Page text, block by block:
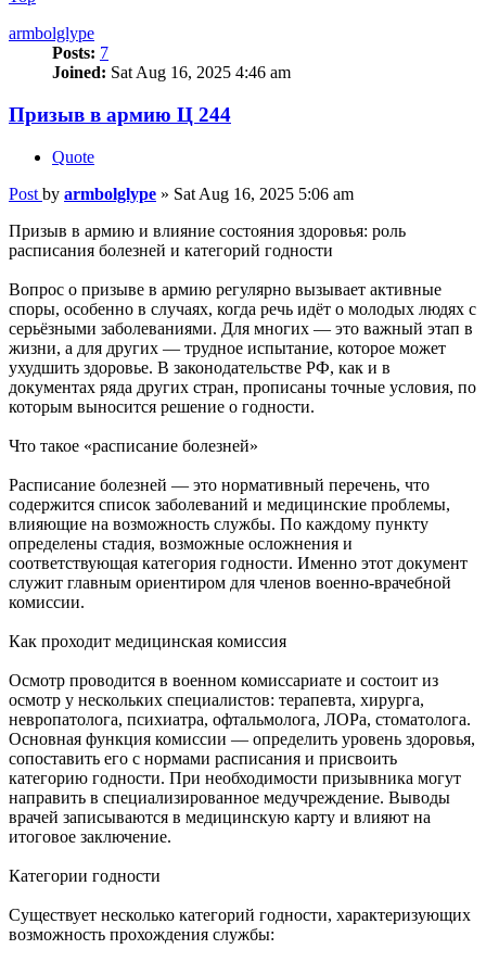
armbolglype
Posts: 7
Joined: Sat Aug 16, 2025 4:46 am
Призыв в армию Ц 244
Quote
Post by armbolglype » Sat Aug 16, 2025 5:06 am
Призыв в армию и влияние состояния здоровья: роль
расписания болезней и категорий годности
Вопрос о призыве в армию регулярно вызывает активные
споры, особенно в случаях, когда речь идёт о молодых людях с
серьёзными заболеваниями. Для многих — это важный этап в
жизни, а для других — трудное испытание, которое может
ухудшить здоровье. В законодательстве РФ, как и в
документах ряда других стран, прописаны точные условия, по
которым выносится решение о годности.
Что такое «расписание болезней»
Расписание болезней — это нормативный перечень, что
содержится список заболеваний и медицинские проблемы,
влияющие на возможность службы. По каждому пункту
определены стадия, возможные осложнения и
соответствующая категория годности. Именно этот документ
служит главным ориентиром для членов военно-врачебной
комиссии.
Как проходит медицинская комиссия
Осмотр проводится в военном комиссариате и состоит из
осмотр у нескольких специалистов: терапевта, хирурга,
невропатолога, психиатра, офтальмолога, ЛОРа, стоматолога.
Основная функция комиссии — определить уровень здоровья,
сопоставить его с нормами расписания и присвоить
категорию годности. При необходимости призывника могут
направить в специализированное медучреждение. Выводы
врачей записываются в медицинскую карту и влияют на
итоговое заключение.
Категории годности
Существует несколько категорий годности, характеризующих
возможность прохождения службы: